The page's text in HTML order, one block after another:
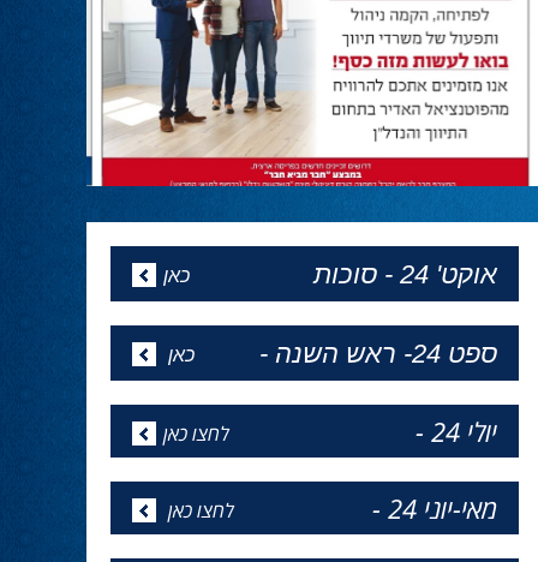
החמאס. עד הניצחון המוחלט!״
המגזין של פסח
24.04.24
מהדורה מיוחדת לפסח של ''הכל פוליטיקה''
באתר - כל העיתונים
אופיר אקוניס יתחיל את כהונתו
כקונסול בניו יורק ב1 למאי
24.04.24
אופיר אקוניס יתחיל את כהונתו כקונסול בניו יורק
ב1 למאי
ולהשפיע
24.02.24
ולהשפיע בבחירות המוניציפליות שיתקיימו ביום
שלישי 27-02.